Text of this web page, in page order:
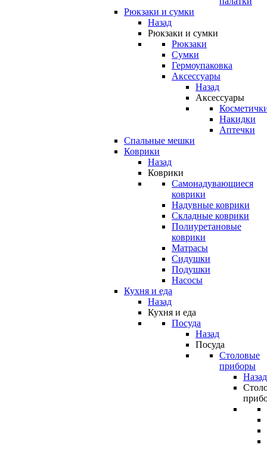
Рюкзаки и сумки
Назад
Рюкзаки и сумки
Рюкзаки
Сумки
Гермоупаковка
Аксессуары
Назад
Аксессуары
Накидки
Аптечки
Спальные мешки
Коврики
Назад
Коврики
Самонадувающиеся
коврики
Надувные коврики
Складные коврики
Полиуретановые
коврики
Матрасы
Сидушки
Подушки
Насосы
Кухня и еда
Назад
Кухня и еда
Посуда
Назад
Посуда
Столовые
приборы
Назад